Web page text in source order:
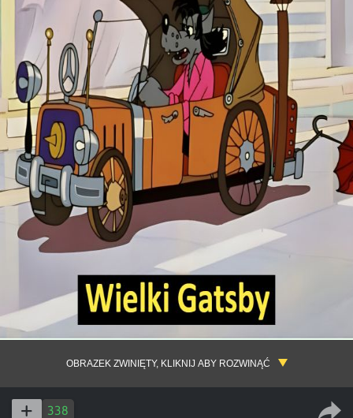
OBRAZEK ZWINIĘTY, KLIKNIJ ABY ROZWINĄĆ
338